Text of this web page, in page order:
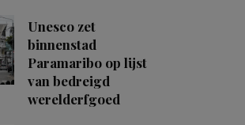
Unesco zet
binnenstad
Paramaribo op lijst
van bedreigd
werelderfgoed